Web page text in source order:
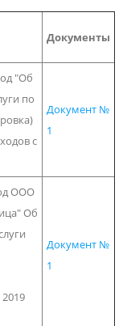
Документы
"Об
по
с
Документ №
1
ООО
Об
Документ №
1